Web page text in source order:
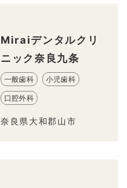
Miraiデンタルクリ
ニック奈良九条
一般歯科 小児歯科
口腔外科
奈良県大和郡山市